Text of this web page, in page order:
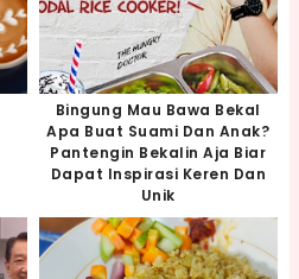
Bingung Mau Bawa Bekal
Apa Buat Suami Dan Anak?
Pantengin Bekalin Aja Biar
Dapat Inspirasi Keren Dan
Unik